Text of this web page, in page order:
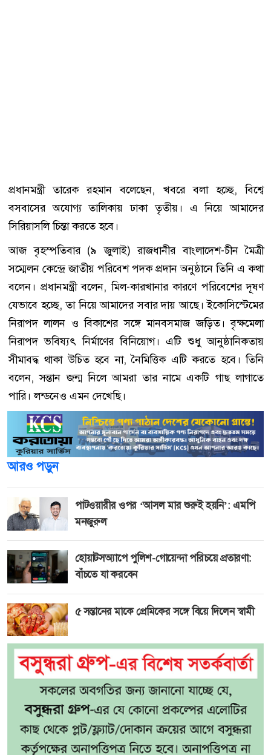
প্রধানমন্ত্রী তারেক রহমান বলেছেন, খবরে বলা হচ্ছে, বিশ্বে
বসবাসের অযোগ্য তালিকায় ঢাকা তৃতীয়। এ নিয়ে আমাদের
সিরিয়াসলি চিন্তা করতে হবে।
আজ বৃহস্পতিবার (৯ জুলাই) রাজধানীর বাংলাদেশ-চীন মৈত্রী
সম্মেলন কেন্দ্রে জাতীয় পরিবেশ পদক প্রদান অনুষ্ঠানে তিনি এ কথা
বলেন। প্রধানমন্ত্রী বলেন, মিল-কারখানার কারণে পরিবেশের দূষণ
যেভাবে হচ্ছে, তা নিয়ে আমাদের সবার দায় আছে। ইকোসিস্টেমের
নিরাপদ লালন ও বিকাশের সঙ্গে মানবসমাজ জড়িত। বৃক্ষমেলা
নিরাপদ ভবিষ্যৎ নির্মাণের বিনিয়োগ। এটি শুধু আনুষ্ঠানিকতায়
সীমাবদ্ধ থাকা উচিত হবে না, নৈমিত্তিক এটি করতে হবে। তিনি
বলেন, সন্তান জন্ম নিলে আমরা তার নামে একটি গাছ লাগাতে
পারি। লন্ডনেও এমন দেখেছি।
আরও পড়ুন
পাটওয়ারীর ওপর ‘আসল মার শুরুই হয়নি’: এমপি
মনজুরুল
হোয়াটসঅ্যাপে পুলিশ-গোয়েন্দা পরিচয়ে প্রতারণা:
বাঁচতে যা করবেন
৫ সন্তানের মাকে প্রেমিকের সঙ্গে বিয়ে দিলেন স্বামী